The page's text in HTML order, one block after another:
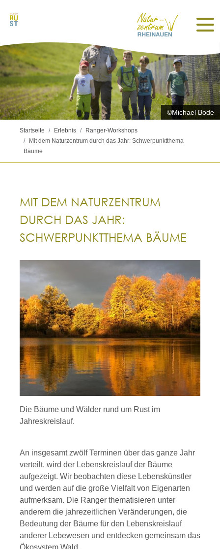
©Michael Bode
Startseite Erlebnis
Ranger-Workshops
Mit dem Naturzentrum durch das Jahr: Schwerpunktthema
Bäume
MIT DEM NATURZENTRUM
DURCH DAS JAHR:
SCHWERPUNKTTHEMA BÄUME
Die Bäume und Wälder rund um Rust im
Jahreskreislauf.
An insgesamt zwölf Terminen über das ganze Jahr
verteilt, wird der Lebenskreislauf der Bäume
aufgezeigt. Wir beobachten diese Lebenskünstler
und werden auf die große Vielfalt von Eigenarten
aufmerksam. Die Ranger thematisieren unter
anderem die jahrezeitlichen Veränderungen, die
Bedeutung der Bäume für den Lebenskreislauf
anderer Lebewesen und entdecken gemeinsam das
Ökosystem Wald.